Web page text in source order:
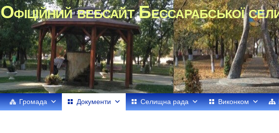
Офіційний вебсайт Бессарабської
Громада Документи Селищна рада Виконком